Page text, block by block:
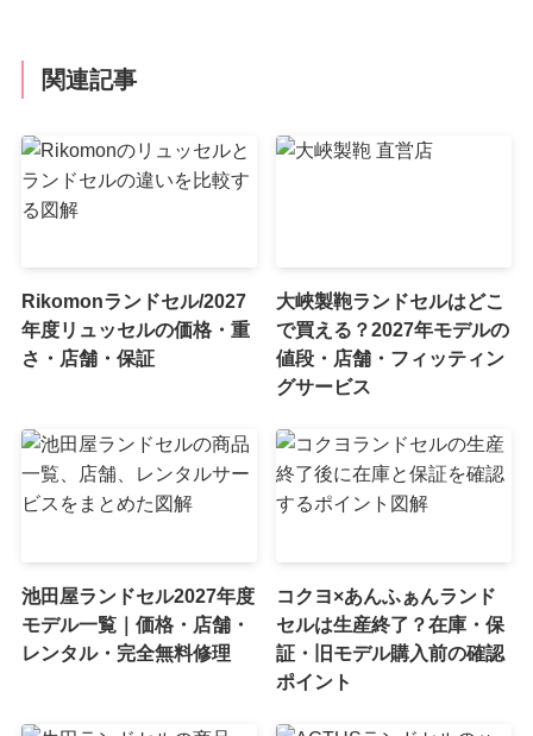
関連記事
Rikomonランドセル/2027
年度リュッセルの価格・重
さ・店舗・保証
大峽製鞄ランドセルはどこ
で買える？2027年モデルの
値段・店舗・フィッティン
グサービス
池田屋ランドセル2027年度
モデル一覧｜価格・店舗・
レンタル・完全無料修理
コクヨ×あんふぁんランド
セルは生産終了？在庫・保
証・旧モデル購入前の確認
ポイント